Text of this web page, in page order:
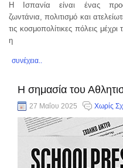
Η Ισπανία είναι ένας
ζωντάνια, πολιτισμό και
τις κοσμοπολίτικες πόλεις
η
συνέχεια..
Η σημασία του
27 Μαΐου 2025 Χωρίς